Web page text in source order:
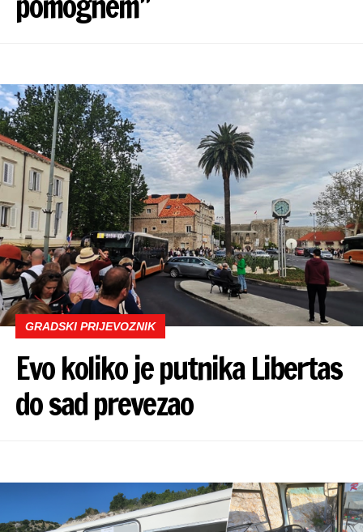
GRADSKI PRIJEVOZNIK
Evo koliko je putnika Libertas
do sad prevezao